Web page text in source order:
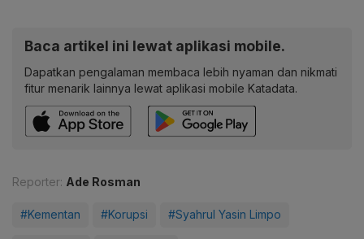
Baca artikel ini lewat aplikasi mobile.
Dapatkan pengalaman membaca lebih nyaman dan nikmati
fitur menarik lainnya lewat aplikasi mobile Katadata.
Reporter: Ade Rosman
#Kementan #Korupsi #Syahrul Yasin Limpo